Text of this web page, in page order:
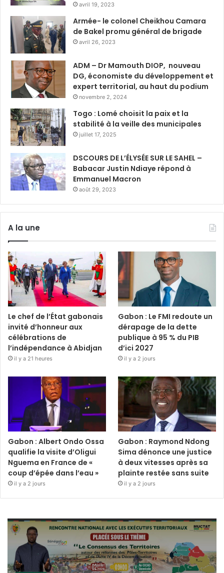
avril 19, 2023
Armée- le colonel Cheikhou Camara
de Bakel promu général de brigade
avril 26, 2023
ADM – Dr Mamouth DIOP, nouveau
DG, économiste du développement et
expert territorial, au haut du podium
novembre 2, 2024
Togo : Lomé choisit la paix et la
stabilité à la veille des municipales
juillet 17, 2025
DSCOURS DE L’ÉLYSÉE SUR LE SAHEL –
Babacar Justin Ndiaye répond à
Emmanuel Macron
août 29, 2023
A la une
Le chef de l’État gabonais
invité d’honneur aux
célébrations de
l’indépendance à Abidjan
il y a 21 heures
Gabon : Le FMI redoute un
dérapage de la dette
publique à 95 % du PIB
d’ici 2027
il y a 2 jours
Gabon : Albert Ondo Ossa
qualifie la visite d’Oligui
Nguema en France de «
coup d’épée dans l’eau »
il y a 2 jours
Gabon : Raymond Ndong
Sima dénonce une justice
à deux vitesses après sa
plainte restée sans suite
il y a 2 jours